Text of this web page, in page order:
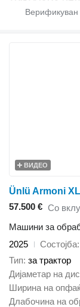
ВИДЕО
Ünlü Armoni
57.500 € Со
Машини за
2025
Состојба
Тип за трактор
Дијаметар на
Ширина на
Длабочина на